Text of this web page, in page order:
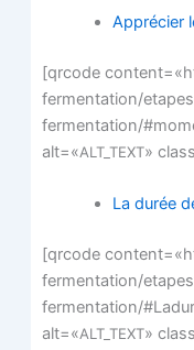
Appré­cier
[qrcode
fermentation/
fermentation/
alt=«ALT_TEXT»
La durée
[qrcode
fermentation/
fermentation/
alt=«ALT_TEXT»